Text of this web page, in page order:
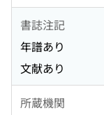
書誌注記
年譜あり
文献あり
所蔵機関